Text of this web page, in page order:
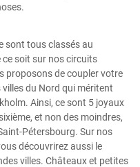
sont tous classés au
ce soit sur nos circuits
proposons de coupler votre
du Nord qui méritent
Ainsi, ce sont 5 joyaux
et non des moindres,
Pétersbourg. Sur nos
découvrirez aussi le
villes. Châteaux et petites